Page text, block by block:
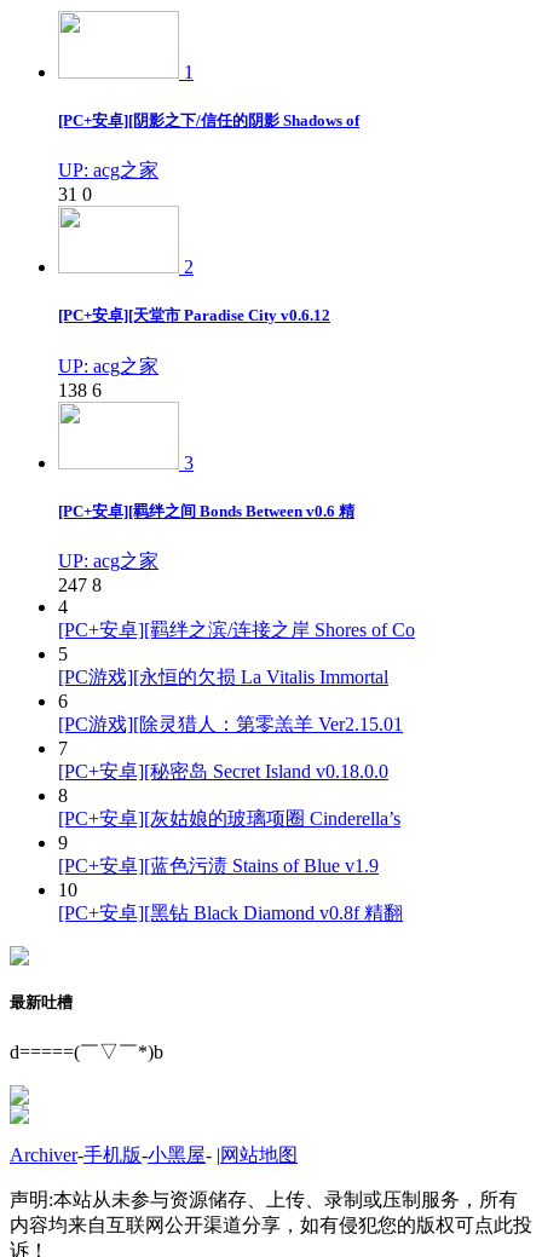
1
[PC+安卓][阴影之下/信任的阴影 Shadows of
UP: acg之家
31 0
2
[PC+安卓][天堂市 Paradise City v0.6.12
UP: acg之家
138 6
3
[PC+安卓][羁绊之间 Bonds Between v0.6 精
UP: acg之家
247 8
4
[PC+安卓][羁绊之滨/连接之岸 Shores of Co
5
[PC游戏][永恒的欠损 La Vitalis Immortal
6
[PC游戏][除灵猎人：第零羔羊 Ver2.15.01
7
[PC+安卓][秘密岛 Secret Island v0.18.0.0
8
[PC+安卓][灰姑娘的玻璃项圈 Cinderella’s
9
[PC+安卓][蓝色污渍 Stains of Blue v1.9
10
[PC+安卓][黑钻 Black Diamond v0.8f 精翻
最新吐槽
d=====(￣▽￣*)b
Archiver-手机版-小黑屋- |网站地图
声明:本站从未参与资源储存、上传、录制或压制服务，所有
内容均来自互联网公开渠道分享，如有侵犯您的版权可点此投
诉！